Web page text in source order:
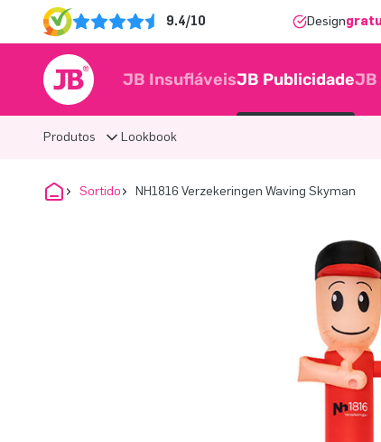
9.4/10 Design
JB InsufláveisJB PublicidadeJB
Produtos Lookbook
Sortido NH1816 Verzekeringen Waving Skyman